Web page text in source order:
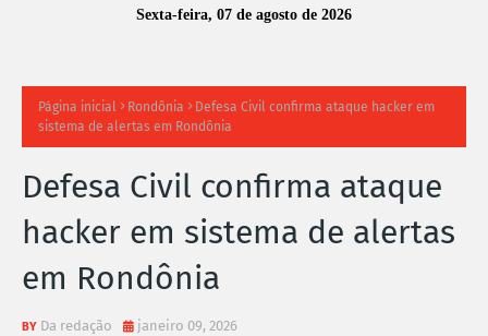
A
S
N
Desempenho no Enamed
Sexta-feira, 07 de agosto de 2026
Página inicial Rondônia
Defesa Civil confirma ataque hacker em
sistema de alertas em Rondônia
Defesa Civil confirma ataque
hacker em sistema de alertas
em Rondônia
Da redação janeiro 09, 2026